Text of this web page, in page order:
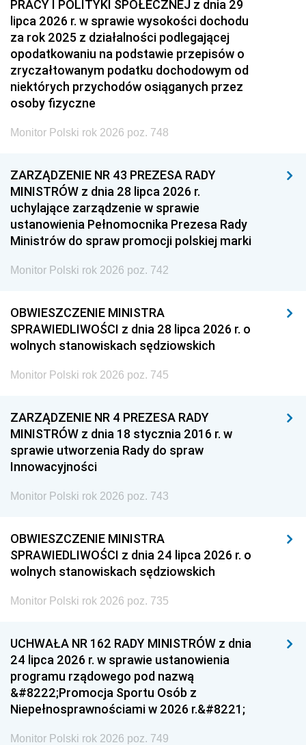
PRACY I POLITYKI SPOŁECZNEJ z dnia 29
lipca 2026 r. w sprawie wysokości dochodu
za rok 2025 z działalności podlegającej
opodatkowaniu na podstawie przepisów o
zryczałtowanym podatku dochodowym od
niektórych przychodów osiąganych przez
osoby fizyczne
Monitor Polski rok 2026 poz. 748
ZARZĄDZENIE NR 43 PREZESA RADY
MINISTRÓW z dnia 28 lipca 2026 r.
uchylające zarządzenie w sprawie
ustanowienia Pełnomocnika Prezesa Rady
Ministrów do spraw promocji polskiej marki
Monitor Polski rok 2026 poz. 742
OBWIESZCZENIE MINISTRA
SPRAWIEDLIWOŚCI z dnia 28 lipca 2026 r. o
wolnych stanowiskach sędziowskich
Monitor Polski rok 2026 poz. 745
ZARZĄDZENIE NR 4 PREZESA RADY
MINISTRÓW z dnia 18 stycznia 2016 r. w
sprawie utworzenia Rady do spraw
Innowacyjności
Monitor Polski rok 2026 poz. 743
OBWIESZCZENIE MINISTRA
SPRAWIEDLIWOŚCI z dnia 24 lipca 2026 r. o
wolnych stanowiskach sędziowskich
Monitor Polski rok 2026 poz. 735
UCHWAŁA NR 162 RADY MINISTRÓW z dnia
24 lipca 2026 r. w sprawie ustanowienia
programu rządowego pod nazwą
&#8222;Promocja Sportu Osób z
Niepełnosprawnościami w 2026 r.&#8221;
Monitor Polski rok 2026 poz. 749